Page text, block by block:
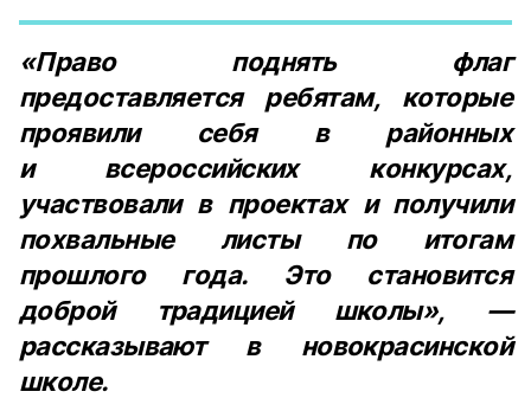
«Право поднять флаг
предоставляется ребятам, которые
проявили себя в районных
и всероссийских конкурсах,
участвовали в проектах и получили
похвальные листы по итогам
прошлого года. Это становится
доброй традицией школы», —
рассказывают в новокрасинской
школе.